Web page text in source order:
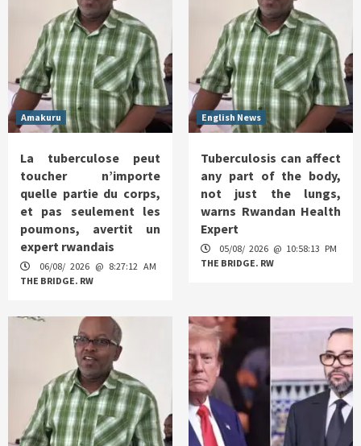
Amakuru
La tuberculose peut
toucher n’importe
quelle partie du corps,
et pas seulement les
poumons, avertit un
expert rwandais
06/08/ 2026 @ 8:27:12 AM
THE BRIDGE. RW
English News
Tuberculosis can affect
any part of the body,
not just the lungs,
warns Rwandan Health
Expert
05/08/ 2026 @ 10:58:13 PM
THE BRIDGE. RW